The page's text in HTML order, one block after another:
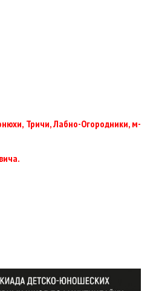
Тричи, Лабно-Огородники, м-